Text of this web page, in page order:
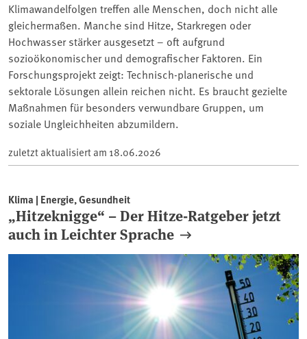
Klimawandelfolgen treffen alle Menschen, doch nicht alle
gleichermaßen. Manche sind Hitze, Starkregen oder
Hochwasser stärker ausgesetzt – oft aufgrund
sozioökonomischer und demografischer Faktoren. Ein
Forschungsprojekt zeigt: Technisch-planerische und
sektorale Lösungen allein reichen nicht. Es braucht gezielte
Maßnahmen für besonders verwundbare Gruppen, um
soziale Ungleichheiten abzumildern.
zuletzt aktualisiert am 18.06.2026
Klima | Energie, Gesundheit
„Hitzeknigge“ – Der Hitze-Ratgeber jetzt
auch in Leichter Sprache